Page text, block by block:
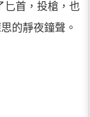
匕首，投槍，也
的靜夜鐘聲。